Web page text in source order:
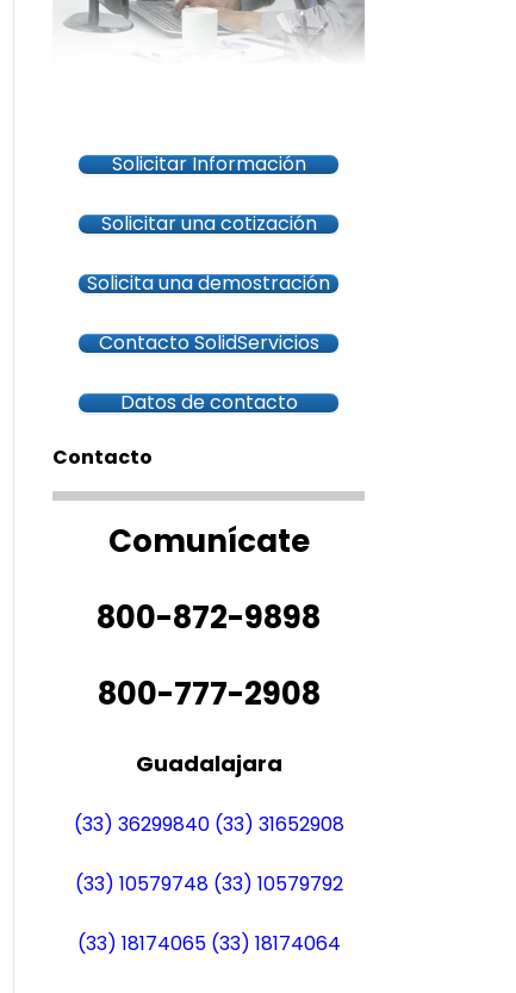
Solicitar Información
Solicitar una cotización
Solicita una demostración
Contacto SolidServicios
Datos de contacto
Contacto
Comunícate
800-872-9898
800-777-2908
Guadalajara
(33) 36299840 (33) 31652908
(33) 10579748 (33) 10579792
(33) 18174065 (33) 18174064